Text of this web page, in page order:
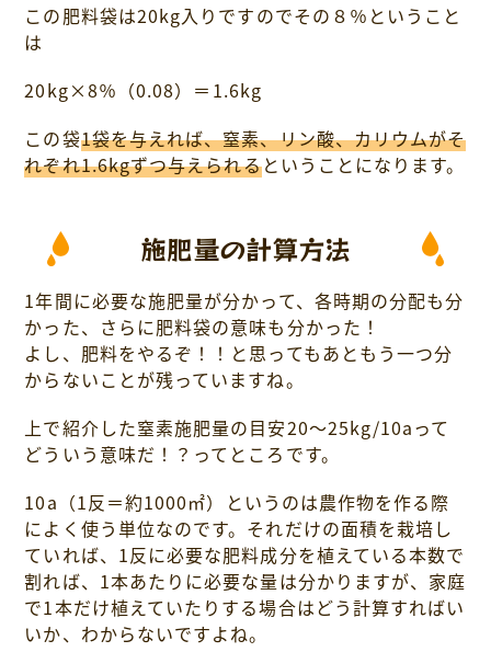
この肥料袋は20kg入りですのでその８％ということ
は
20kg×8％（0.08）＝1.6kg
この袋1袋を与えれば、窒素、リン酸、カリウムがそ
れぞれ1.6kgずつ与えられるということになります。
施肥量の計算方法
1年間に必要な施肥量が分かって、各時期の分配も分
かった、さらに肥料袋の意味も分かった！
よし、肥料をやるぞ！！と思ってもあともう一つ分
からないことが残っていますね。
上で紹介した窒素施肥量の目安20～25kg/10aって
どういう意味だ！？ってところです。
10a（1反＝約1000㎡）というのは農作物を作る際
によく使う単位なのです。それだけの面積を栽培し
ていれば、1反に必要な肥料成分を植えている本数で
割れば、1本あたりに必要な量は分かりますが、家庭
で1本だけ植えていたりする場合はどう計算すればい
いか、わからないですよね。